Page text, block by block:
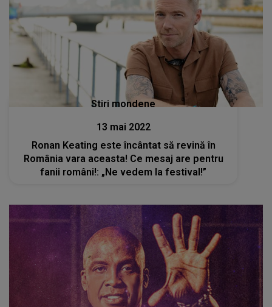
Stiri mondene
13 mai 2022
Ronan Keating este încântat să revină în
România vara aceasta! Ce mesaj are pentru
fanii români!: „Ne vedem la festival!”